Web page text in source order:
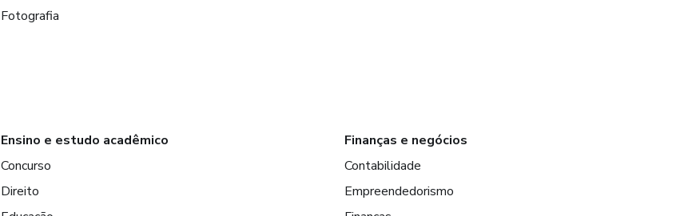
Fotografia
Ensino e estudo acadêmico
Concurso
Direito
Finanças e negócios
Contabilidade
Empreendedorismo